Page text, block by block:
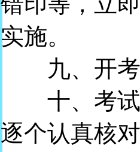
实施。
九、开考
十、考试
逐个认真核